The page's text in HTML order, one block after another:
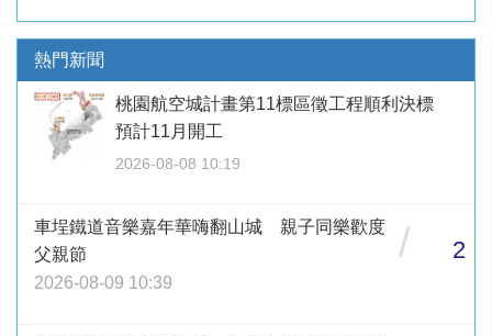
熱門新聞
桃園航空城計畫第11標區徵工程順利決標
預計11月開工
2026-08-08 10:19
車埕鐵道音樂嘉年華嗨翻山城 親子同樂歡度
父親節
2026-08-09 10:39
/ 2